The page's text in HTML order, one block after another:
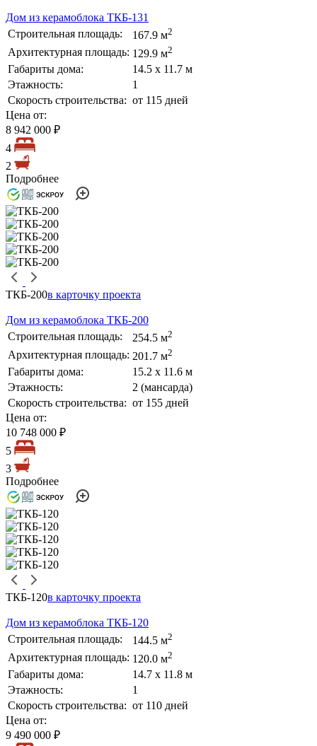
Дом из керамоблока ТКБ-131
Строительная площадь:
167.9 м2
Архитектурная площадь: 129.9 м2
Габариты дома:
14.5 х 11.7 м
Этажность:
1
Скорость строительства: от 115 дней
Цена от:
8 942 000 ₽
4
2
Подробнее
ТКБ-200в карточку проекта
Дом из керамоблока ТКБ-200
Строительная площадь:
254.5 м2
Архитектурная площадь: 201.7 м2
Габариты дома:
15.2 х 11.6 м
Этажность:
2 (мансарда)
Скорость строительства: от 155 дней
Цена от:
10 748 000 ₽
5
3
Подробнее
ТКБ-120в карточку проекта
Дом из керамоблока ТКБ-120
Строительная площадь:
144.5 м2
Архитектурная площадь: 120.0 м2
Габариты дома:
14.7 х 11.8 м
Этажность:
1
Скорость строительства: от 110 дней
Цена от:
9 490 000 ₽